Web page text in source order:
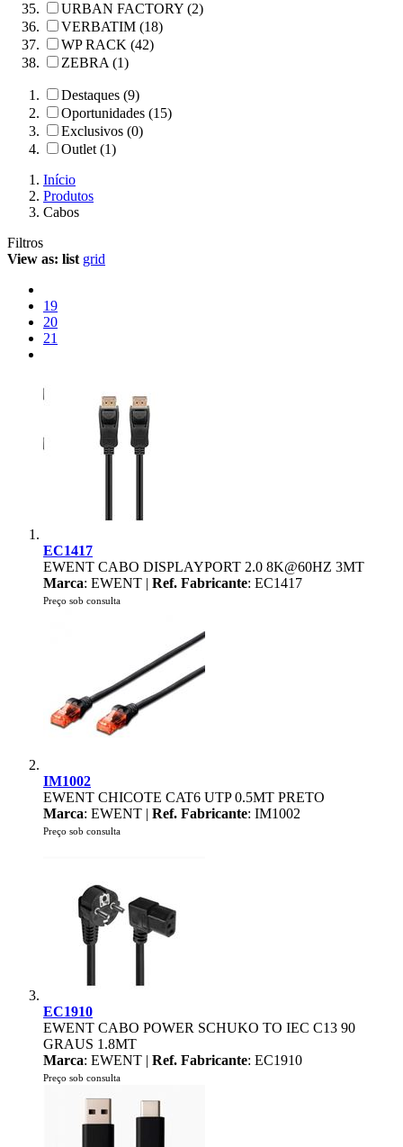
URBAN FACTORY (2)
VERBATIM (18)
WP RACK (42)
ZEBRA (1)
Destaques (9)
Oportunidades (15)
Exclusivos (0)
Outlet (1)
Início
Produtos
Cabos
Filtros
View as: list grid
19
20
21
EC1417
EWENT CABO DISPLAYPORT 2.0 8K@60HZ 3MT
Marca: EWENT | Ref. Fabricante: EC1417
Preço sob consulta
IM1002
EWENT CHICOTE CAT6 UTP 0.5MT PRETO
Marca: EWENT | Ref. Fabricante: IM1002
Preço sob consulta
EC1910
EWENT CABO POWER SCHUKO TO IEC C13 90
GRAUS 1.8MT
Marca: EWENT | Ref. Fabricante: EC1910
Preço sob consulta